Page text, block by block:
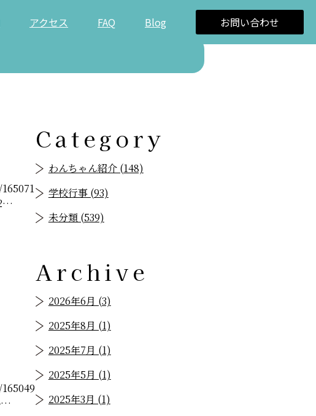
アクセス FAQ Blog お問い合わせ
Category
わんちゃん紹介 (148)
学校行事 (93)
未分類 (539)
Archive
2026年6月 (3)
2025年8月 (1)
2025年7月 (1)
2025年5月 (1)
2025年3月 (1)